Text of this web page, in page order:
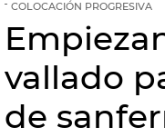
COLOCACIÓN PROGRESIVA
vallado
de